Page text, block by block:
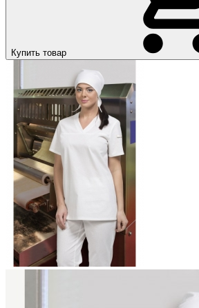
Купить товар